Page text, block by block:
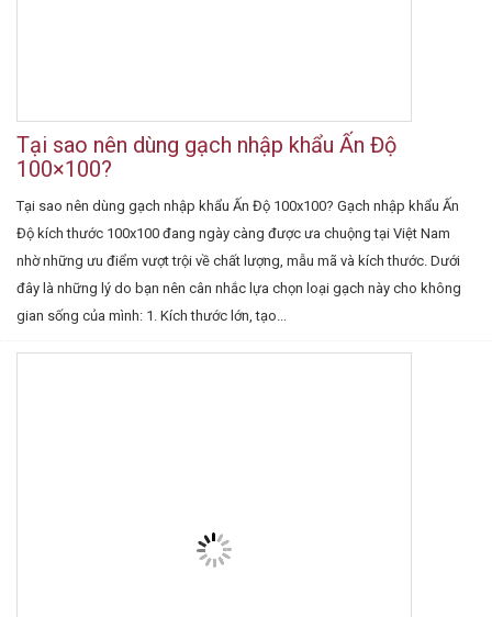
Tại sao nên dùng gạch nhập khẩu Ấn Độ
100×100?
Tại sao nên dùng gạch nhập khẩu Ấn Độ 100x100? Gạch nhập khẩu Ấn
Độ kích thước 100x100 đang ngày càng được ưa chuộng tại Việt Nam
nhờ những ưu điểm vượt trội về chất lượng, mẫu mã và kích thước. Dưới
đây là những lý do bạn nên cân nhắc lựa chọn loại gạch này cho không
gian sống của mình: 1. Kích thước lớn, tạo...